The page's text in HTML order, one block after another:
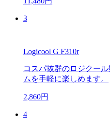
3
Logicool G F310r
コスパ抜群のロジクー
ムを手軽に楽しめます。
2,860円
4